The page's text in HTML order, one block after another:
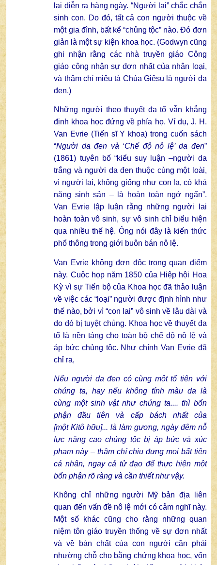
lại diễn ra hàng ngày. “Người lai” chắc chắn
sinh con. Do đó, tất cả con người thuộc về
một gia đình, bất kể “chủng tộc” nào. Đó đơn
giản là một sự kiện khoa học. (Godwyn cũng
ghi nhận rằng các nhà truyền giáo Công
giáo công nhận sự đơn nhất của nhân loại,
và thậm chí miêu tả Chúa Giêsu là người da
đen.)
Những người theo thuyết đa tổ vẫn khẳng
định khoa học đứng về phía họ. Ví dụ, J. H.
Van Evrie (Tiến sĩ Y khoa) trong cuốn sách
“Người da đen và ‘Chế độ nô lệ’ da đen”
(1861) tuyên bố “kiểu suy luận –người da
trắng và người da đen thuộc cùng một loài,
vì người lai, không giống như con la, có khả
năng sinh sản – là hoàn toàn ngớ ngẩn”.
Van Evrie lập luận rằng những người lai
hoàn toàn vô sinh, sự vô sinh chỉ biểu hiện
qua nhiều thế hệ. Ông nói đây là kiến thức
phổ thông trong giới buôn bán nô lệ.
Van Evrie không đơn độc trong quan điểm
này. Cuộc họp năm 1850 của Hiệp hội Hoa
Kỳ vì sự Tiến bộ của Khoa học đã thảo luận
về việc các “loại” người được định hình như
thế nào, bởi vì “con lai” vô sinh về lâu dài và
do đó bị tuyệt chủng. Khoa học về thuyết đa
tổ là nền tảng cho toàn bộ chế độ nô lệ và
áp bức chủng tộc. Như chính Van Evrie đã
chỉ ra,
Nếu người da đen có cùng một tổ tiên với
chúng ta, hay nếu không tính màu da là
cùng một sinh vật như chúng ta.... thì bổn
phận đầu tiên và cấp bách nhất của
[một Kitô hữu]... là làm gương, ngày đêm nỗ
lực nâng cao chủng tộc bị áp bức và xúc
phạm này – thậm chí chịu đựng mọi bất tiện
cá nhân, ngay cả tử đạo để thực hiện một
bổn phận rõ ràng và cần thiết như vậy.
Không chỉ những người Mỹ bản địa liên
quan đến vấn đề nô lệ mới có cảm nghĩ này.
Một số khác cũng cho rằng những quan
niệm tôn giáo truyền thống về sự đơn nhất
và về bản chất của con người cần phải
nhường chỗ cho bằng chứng khoa học, vốn